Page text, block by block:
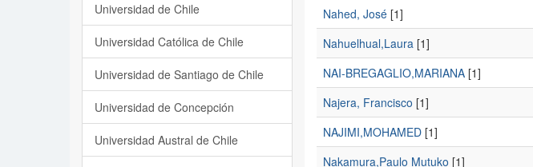
Nahed, José[1]
Nahuelhual,Laura[1]
NAI-BREGAGLIO,MARIANA[1]
Najera, Francisco [1]
NAJIMI,MOHAMED[1]
Nakamura,Paulo Mutuko [1]
Universidad de Chile
Universidad Católica de Chile
Universidad de Santiago de Chile
Universidad de Concepción
Universidad Austral de Chile